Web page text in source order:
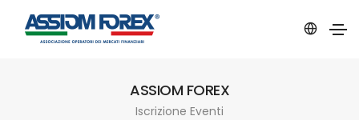
ASSIOM FOREX
Iscrizione Eventi